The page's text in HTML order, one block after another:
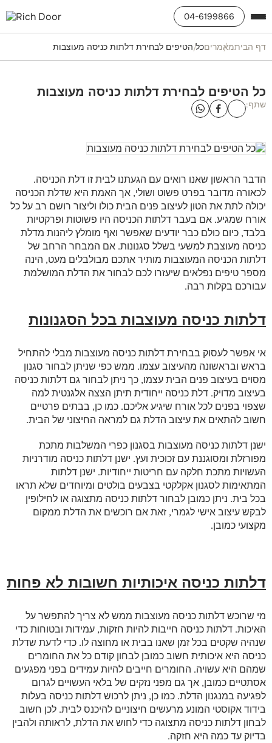
04-6199866
דף הביתמאמריםכל הטיפים לבחירת דלתות כניסה מעוצבות
כל הטיפים לבחירת דלתות כניסה מעוצבות
שתף:
הדבר הראשון שאנו רואים עם הגעתנו לבית זו דלת הכניסה.
לכאורה מדובר בפרט פשוט ושולי, אך האמת היא שדלת הכניסה
יכולה לתת את הטון לעיצוב פנים הבית כולו וליצור רושם רב על כל
אורח שמגיע. אם בעבר דלתות הכניסה היו פשוטות ופרקטיות
בלבד, כיום כולם כבר יודעים שאפשר ואף מומלץ ליהנות מדלת
כניסה מעוצבת למשעי בשלל סגנונות. אם המבחר הרחב של
דלתות הכניסה המעוצבות מותיר אתכם מבולבלים מעט, הינה
מספר טיפים נפלאים שיעזרו לכם לבחור את הדלת המושלמת
עבורכם בקלות רבה.
דלתות כניסה מעוצבות בכל הסגנונות
אי אפשר לעסוק בבחירת דלתות כניסה מעוצבות מבלי להתחיל
בראש ובראשונה מהעיצוב עצמו. ממש כפי שניתן לבחור סגנון
מסוים בעיצוב פנים הבית עצמו, כך ניתן לבחור גם דלתות כניסה
בעיצוב מדויק. דלת כניסה ייחודית תיתן הצצה אלגנטית למה
שצפוי בפנים לכל אורח שיגיע אליכם. כמו כן, בבתים פרטיים
חשוב להתאים את עיצוב הדלת גם למראה החיצוני של הבית.
ישנן דלתות כניסה מעוצבות בסגנון כפרי המשלבות מתכת
מפורזלת ומסוגננת עם זכוכית ועץ. ישנן דלתות כניסה מודרניות
העשויות מתכת חלקה עם חריטות ייחודיות. ישנן דלתות
המתאימות לסגנון אקלקטי בצבעים בולטים ומיוחדים שלא תראו
בכל בית. ניתן כמובן לבחור דלתות כניסה מתצוגה או לחילופין
לבקש עיצוב אישי לגמרי, זאת אם רוכשים את הדלת ממקום
מקצועי כמובן.
דלתות כניסה איכותיות חשובות לא פחות
מי שרוכש דלתות כניסה מעוצבות ממש לא צריך להתפשר על
האיכות. דלתות כניסה חייבות להיות חזקות, עמידות ובטוחות כדי
שנהיה שקטים בכל זמן שאנו בבית או מחוצה לו. כדי לדעת שדלת
כניסה היא איכותית חשוב כמובן לבחון קודם כל את החומרים
שמהם היא עשויה. החומרים חייבים להיות עמידים בפני מפגעים
אסתטיים כמובן, אך גם מפני נזקים של בלאי העשויים לגרום
לפגיעה במנגנון הדלת. כמו כן, ניתן לרכוש דלתות כניסה בעלות
בידוד אקוסטי המונע מרעשים חיצוניים להיכנס לבית. לכן חשוב
לבחון דלתות כניסה מתצוגה כדי לחוש את הדלת, לראותה ולהבין
בדיוק עד כמה היא חזקה.